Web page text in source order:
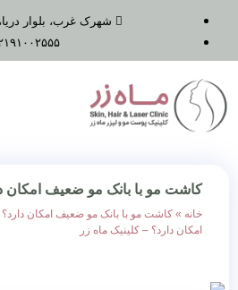
شهرک غرب، بلوار
کاشت مو با بانک مو ضعیف امکان
خانه » کاشت مو با بانک مو ضعیف امکان دارد؟
امکان دارد؟ – کلینیک ماه زر